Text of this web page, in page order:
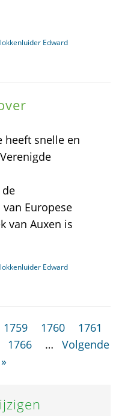
Edward
snelle en
Europese
van Auxen is
Edward
1759 1760
1761
1766 …
Volgende